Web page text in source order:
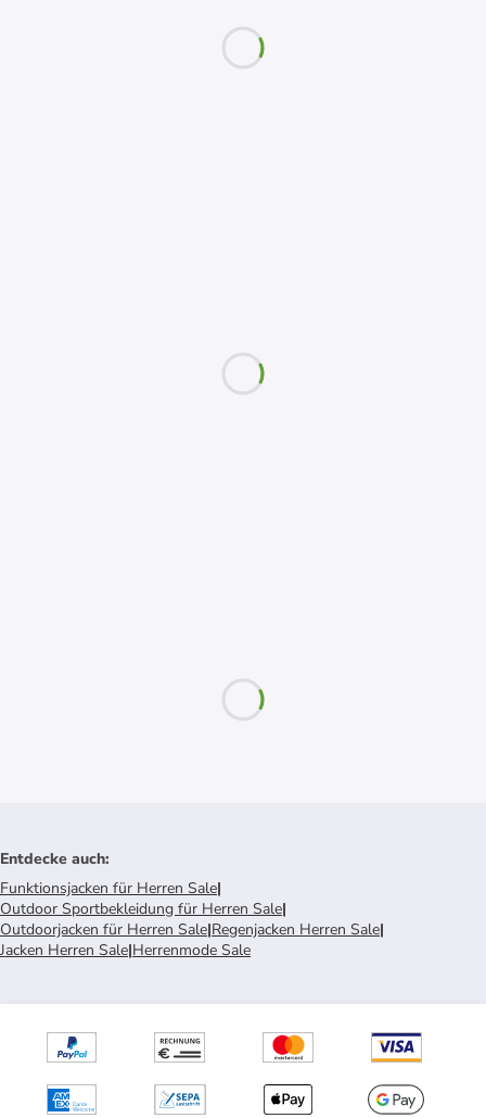
Entdecke auch:
Funktionsjacken für Herren Sale|
Outdoor Sportbekleidung für Herren Sale|
Outdoorjacken für Herren Sale|Regenjacken Herren Sale|
Jacken Herren Sale|Herrenmode Sale